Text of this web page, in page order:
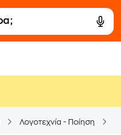
Λογοτεχνία - Ποίηση